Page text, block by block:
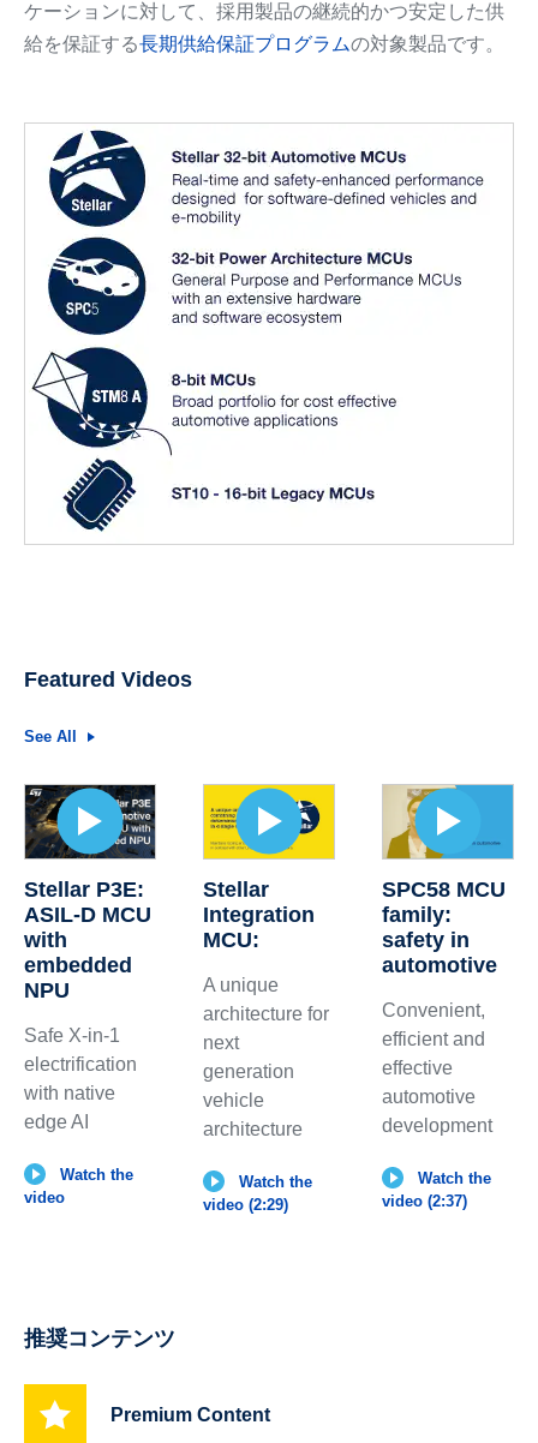
ケーションに対して、採用製品の継続的かつ安定した供
給を保証する長期供給保証プログラムの対象製品です。
Featured Videos
See All
Stellar P3E:
ASIL-D MCU
with
embedded
NPU
Safe X-in-1
electrification
with native
edge AI
Watch the
video
Stellar
Integration
MCU:
A unique
architecture for
next
generation
vehicle
architecture
Watch the
video (2:29)
SPC58 MCU
family:
safety in
automotive
Convenient,
efficient and
effective
automotive
development
Watch the
video (2:37)
推奨コンテンツ
Premium Content